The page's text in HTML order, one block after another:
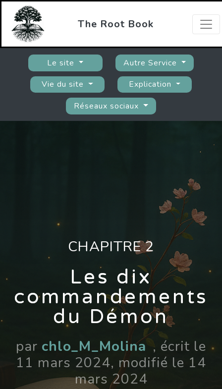
The Root Book
Le site
Autre Service
Vie du site
Explication
Réseaux sociaux
CHAPITRE 2
Les dix
commandements
du Démon
par chlo_M_Molina, écrit le
11 mars 2024, modifié le 14
mars 2024